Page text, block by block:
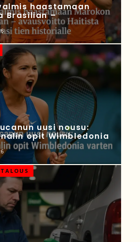
haastamaan
Brasilian –
uusi nousu:
opit Wimbledonia